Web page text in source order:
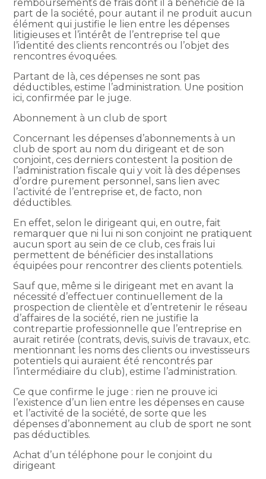
remboursements de frais dont il a bénéficié de la
part de la société, pour autant il ne produit aucun
élément qui justifie le lien entre les dépenses
litigieuses et l’intérêt de l’entreprise tel que
l’identité des clients rencontrés ou l’objet des
rencontres évoquées.
Partant de là, ces dépenses ne sont pas
déductibles, estime l’administration. Une position
ici, confirmée par le juge.
Abonnement à un club de sport
Concernant les dépenses d’abonnements à un
club de sport au nom du dirigeant et de son
conjoint, ces derniers contestent la position de
l’administration fiscale qui y voit là des dépenses
d’ordre purement personnel, sans lien avec
l’activité de l’entreprise et, de facto, non
déductibles.
En effet, selon le dirigeant qui, en outre, fait
remarquer que ni lui ni son conjoint ne pratiquent
aucun sport au sein de ce club, ces frais lui
permettent de bénéficier des installations
équipées pour rencontrer des clients potentiels.
Sauf que, même si le dirigeant met en avant la
nécessité d’effectuer continuellement de la
prospection de clientèle et d’entretenir le réseau
d’affaires de la société, rien ne justifie la
contrepartie professionnelle que l’entreprise en
aurait retirée (contrats, devis, suivis de travaux, etc.
mentionnant les noms des clients ou investisseurs
potentiels qui auraient été rencontrés par
l’intermédiaire du club), estime l’administration.
Ce que confirme le juge : rien ne prouve ici
l’existence d’un lien entre les dépenses en cause
et l’activité de la société, de sorte que les
dépenses d’abonnement au club de sport ne sont
pas déductibles.
Achat d’un téléphone pour le conjoint du
dirigeant